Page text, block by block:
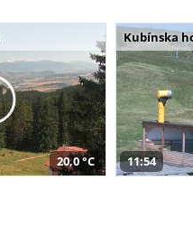
20,0 °C
Kubínska
11:54